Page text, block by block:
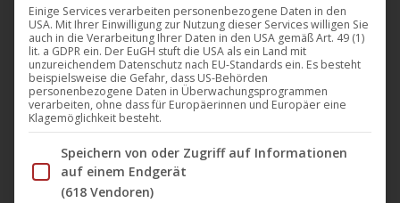
(Darling Berlin) mit dem französischen Titel „Reine d’un
été“ in den französischen Kinos gestartet. Der Familienfilm
läuft auf über 50 Leinwänden. Zum Auftakt konnten inParis
über 200 Kinder den Film in einer Schulvorstellung
bestaunen, bevor am Mittwoch die offizielle Premiere in
der französischen Hauptstadt stattfand.
In Deutschland hatte der Film bis heute schon viele
Einige Services verarbeiten personenbezogene Daten in den
USA. Mit Ihrer Einwilligung zur Nutzung dieser Services willigen Sie
auch in die Verarbeitung Ihrer Daten in den USA gemäß Art. 49 (1)
lit. a GDPR ein. Der EuGH stuft die USA als ein Land mit
unzureichendem Datenschutz nach EU-Standards ein. Es besteht
beispielsweise die Gefahr, dass US-Behörden
personenbezogene Daten in Überwachungsprogrammen
verarbeiten, ohne dass für Europäerinnen und Europäer eine
Klagemöglichkeit besteht.
Im Folgenden finden Sie eine Liste der Zwecke des IAB
Speichern von oder Zugriff auf Informationen
auf einem Endgerät
(618 Vendoren)